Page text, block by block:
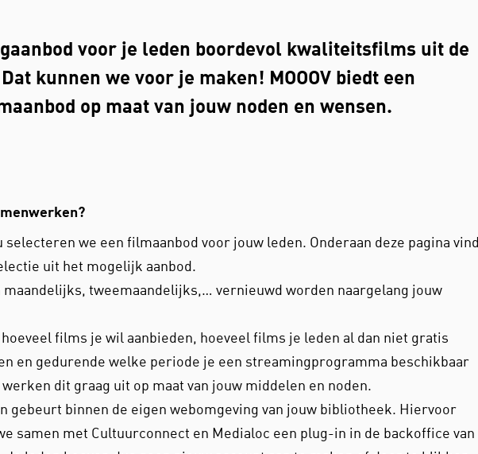
voor je leden boordevol kwaliteitsfilms uit de
kunnen we voor je maken! MOOOV biedt een
op maat van jouw noden en wensen.
selecteren we een filmaanbod voor jouw leden. Onderaan deze pagina vind
uit het mogelijk aanbod.
maandelijks, tweemaandelijks,… vernieuwd worden naargelang jouw
films je wil aanbieden, hoeveel films je leden al dan niet gratis
en gedurende welke periode je een streamingprogramma beschikbaar
dit graag uit op maat van jouw middelen en noden.
gebeurt binnen de eigen webomgeving van jouw bibliotheek. Hiervoor
samen met Cultuurconnect en Medialoc een plug-in in de backoffice van